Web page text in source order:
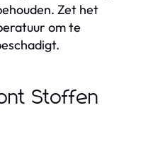
Zet het
om te
Stoffen